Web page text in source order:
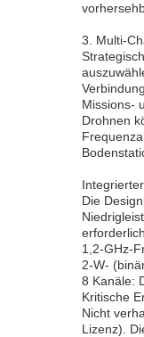
3. Multi-
Missions-
Drohnen
Die
1,2-GHz-
2-W-
8 Kanäle:
Kritische
Nicht
Lizenz).